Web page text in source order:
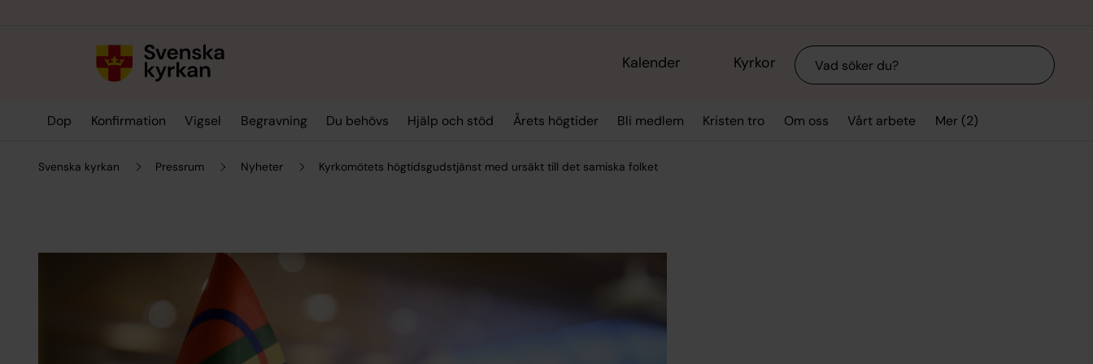
Kalender Kyrkor Sök
Dop Konfirmation Vigsel Begravning Du behövs Hjälp och stöd Årets högtider Bli medlem Kristen tro Om oss Vårt arbete Mer (2)
Svenska kyrkan Pressrum Nyheter Kyrkomötets högtidsgudstjänst med ursäkt till det samiska folket